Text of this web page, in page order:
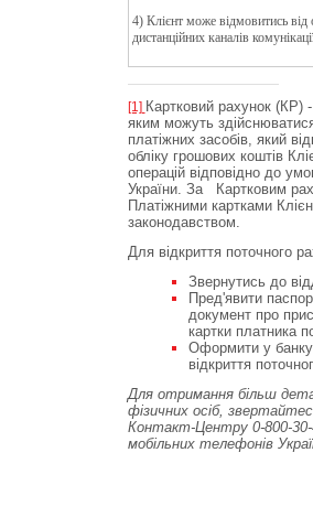
4) Клієнт може відмовитись
дистанційних каналів
[1] Картковий рахунок (КР)
яким можуть
платіжних засобів, який
обліку грошових коштів
операцій відповідно до
України. За Картковим
Платіжними картками
законодавством.
Для відкриття поточного
Звернутись до
Пред'явити
документ про
картки платника
Оформити у банку
відкриття
Для отримання більш
фізичних осіб,
Контакт-Центру 0-800-
мобільних телефонів